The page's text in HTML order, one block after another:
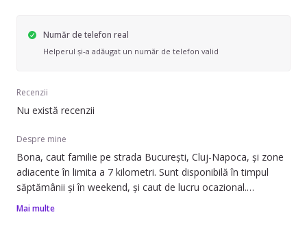
Număr de telefon real
Helperul și-a adăugat un număr de telefon valid
Recenzii
Nu există recenzii
Despre mine
Bona, caut familie pe strada București, Cluj-Napoca, și zone
adiacente în limita a 7 kilometri. Sunt disponibilă în timpul
săptămânii și în weekend, și caut de lucru ocazional.
Mai multe